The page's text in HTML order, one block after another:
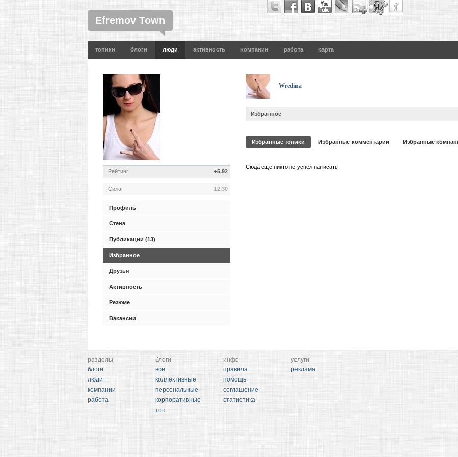
Efremov Town
топики блоги люди активность компании работа карта
Wredina
Избранное
Избранные топики Избранные комментарии Избранные
Сюда еще никто не успел написать
Рейтинг +5.92
Сила 12.30
Профиль
Стена
Публикации (13)
Избранное
Друзья
Активность
Резюме
Вакансии
разделы
блоги
люди
компании
работа
блоги
все
коллективные
персональные
корпоративные
топ
инфо
правила
помощь
соглашение
статистика
услуги
реклама